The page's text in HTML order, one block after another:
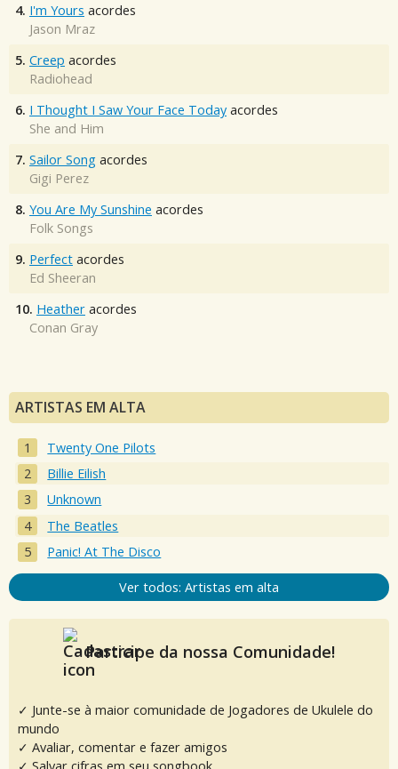
4. I'm Yours acordes
Jason Mraz
5. Creep acordes
Radiohead
6. I Thought I Saw Your Face Today acordes
She and Him
7. Sailor Song acordes
Gigi Perez
8. You Are My Sunshine acordes
Folk Songs
9. Perfect acordes
Ed Sheeran
10. Heather acordes
Conan Gray
ARTISTAS EM ALTA
Twenty One Pilots
Billie Eilish
Unknown
The Beatles
Panic! At The Disco
Ver todos: Artistas em alta
Participe da nossa Comunidade!
✓ Junte-se à maior comunidade de Jogadores de Ukulele do
mundo
✓ Avaliar, comentar e fazer amigos